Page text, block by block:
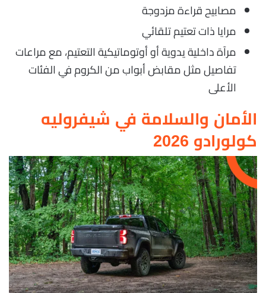
مصابيح قراءة مزدوجة
مرايا ذات تعتيم تلقائي
مرآة داخلية يدوية أو أوتوماتيكية التعتيم، مع مراعات
تفاصيل مثل مقابض أبواب من الكروم في الفئات
الأعلى
الأمان والسلامة في شيفروليه
كولورادو 2026